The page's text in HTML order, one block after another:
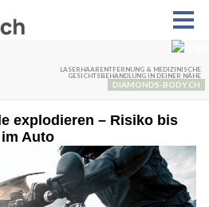
explodieren – Risiko bis
Auto